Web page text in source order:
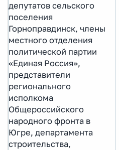
депутатов сельского
поселения
Горноправдинск, члены
местного отделения
политической партии
«Единая Россия»,
представители
регионального
исполкома
Общероссийского
народного фронта в
Югре, департамента
строительства,